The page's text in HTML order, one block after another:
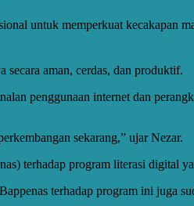
untuk memperkuat kecakapan
secara aman, cerdas, dan produktif.
penggunaan internet dan
sekarang,” ujar Nezar.
terhadap program literasi digital
terhadap program ini juga